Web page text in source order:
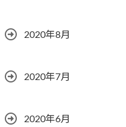
2020年8月
2020年7月
2020年6月